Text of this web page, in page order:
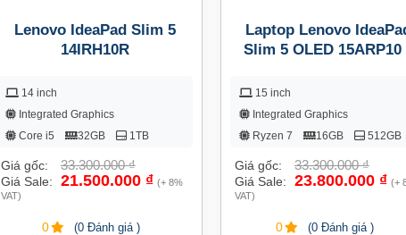
Lenovo IdeaPad Slim 5
14IRH10R
14 inch
Integrated Graphics
Core i5
32GB 1TB
Giá gốc: 33.300.000₫
Giá Sale: 21.500.000 ₫ (+ 8%
VAT)
0 (0 Đánh giá )
Laptop Lenovo
Slim 5 OLED 15ARP10
15 inch
Integrated Graphics
Ryzen 7
16GB 512GB
Giá gốc: 33.300.000₫
Giá Sale: 23.800.000 ₫ (+
VAT)
0 (0 Đánh giá )